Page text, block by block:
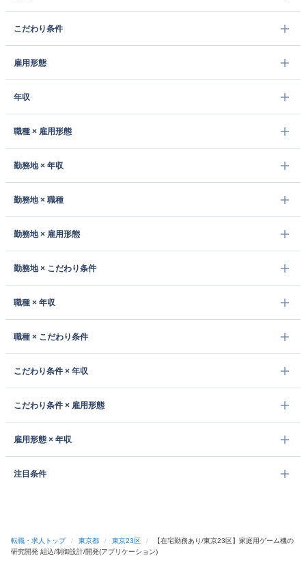
こだわり条件
雇用形態
年収
職種 × 雇用形態
勤務地 × 年収
勤務地 × 職種
勤務地 × 雇用形態
勤務地 × こだわり条件
職種 × 年収
職種 × こだわり条件
こだわり条件 × 年収
こだわり条件 × 雇用形態
雇用形態 × 年収
注目条件
転職・求人トップ / 東京都 / 東京23区 /
【在宅勤務あり/東京23区】家庭用ゲーム機の
研究開発 組込/制御設計/開発(アプリケーション)